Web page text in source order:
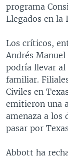
programa
Llegados en la
Los críticos,
Andrés
podría llevar al
familiar.
Civiles en
emitieron una
amenaza a los
pasar por
Abbott ha